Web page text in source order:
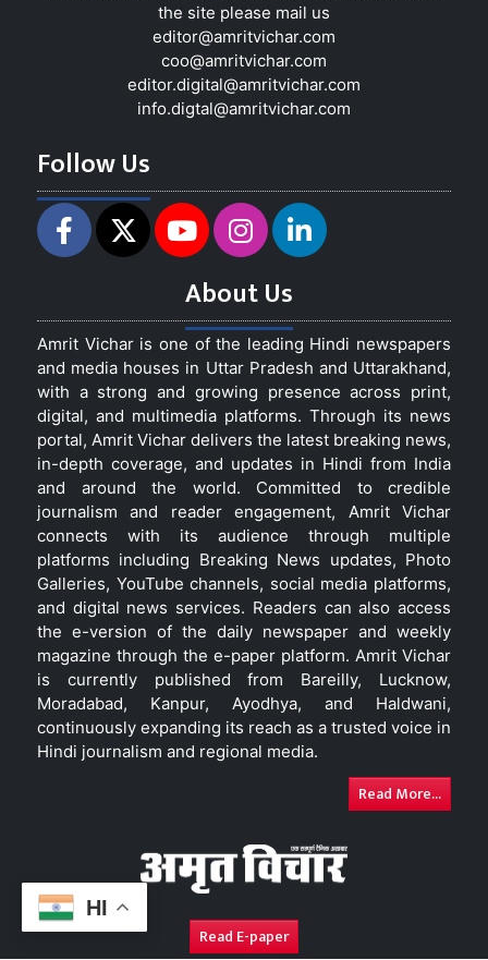
HI
the site please mail us
editor@amritvichar.com
coo@amritvichar.com
editor.digital@amritvichar.com
info.digtal@amritvichar.com
Follow Us
About Us
Amrit Vichar is one of the leading Hindi newspapers
and media houses in Uttar Pradesh and Uttarakhand,
with a strong and growing presence across print,
digital, and multimedia platforms. Through its news
portal, Amrit Vichar delivers the latest breaking news,
in-depth coverage, and updates in Hindi from India
and around the world. Committed to credible
journalism and reader engagement, Amrit Vichar
connects with its audience through multiple
platforms including Breaking News updates, Photo
Galleries, YouTube channels, social media platforms,
and digital news services. Readers can also access
the e-version of the daily newspaper and weekly
magazine through the e-paper platform. Amrit Vichar
is currently published from Bareilly, Lucknow,
Moradabad, Kanpur, Ayodhya, and Haldwani,
continuously expanding its reach as a trusted voice in
Hindi journalism and regional media.
Read More...
Read E-paper